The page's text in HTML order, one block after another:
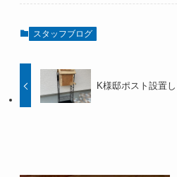
スタッフブログ
K様邸ポスト設置し